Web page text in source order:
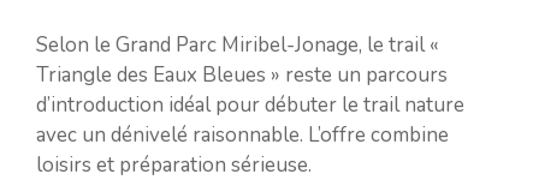
Selon le Grand Parc Miribel-Jonage, le trail «
Triangle des Eaux Bleues » reste un parcours
d’introduction idéal pour débuter le trail nature
avec un dénivelé raisonnable. L’offre combine
loisirs et préparation sérieuse.